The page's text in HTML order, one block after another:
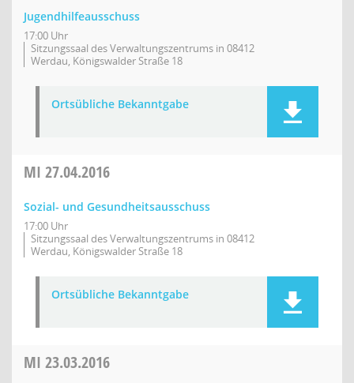
Jugendhilfeausschuss
17:00 Uhr
Sitzungssaal des Verwaltungszentrums in 08412
Werdau, Königswalder Straße 18
Ortsübliche Bekanntgabe
MI 27.04.2016
Sozial- und Gesundheitsausschuss
17:00 Uhr
Sitzungssaal des Verwaltungszentrums in 08412
Werdau, Königswalder Straße 18
Ortsübliche Bekanntgabe
MI 23.03.2016